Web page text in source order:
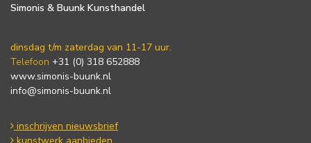
Simonis & Buunk Kunsthandel
dinsdag t/m zaterdag van 11-17 uur.
Telefoon +31 (0) 318 652888
www.simonis-buunk.nl
info@simonis-buunk.nl
inschrijven nieuwsbrief